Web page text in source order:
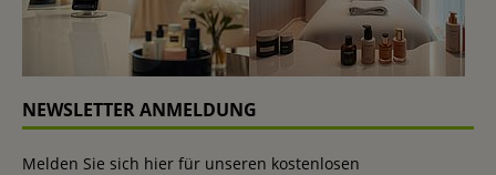
NEWSLETTER ANMELDUNG
Melden Sie sich hier für unseren kostenlosen